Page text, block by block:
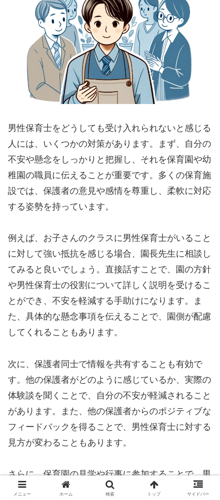
男性保育士をどうしても受け入れられないと感じる
人には、いくつかの対策があります。まず、自分の
不安や懸念をしっかりと把握し、それを保育園や幼
稚園の職員に伝えることが重要です。多くの保育施
設では、保護者の意見や感情を尊重し、柔軟に対応
する姿勢を持っています。
例えば、お子さんのクラスに男性保育士がいること
に対して強い抵抗を感じる場合、園長先生に相談し
てみると良いでしょう。直接話すことで、園の方針
や男性保育士の役割について詳しく説明を受けるこ
とができ、不安を軽減する手助けになります。ま
た、具体的な懸念事項を伝えることで、園側が配慮
してくれることもあります。
次に、保護者同士で情報を共有することも有効で
す。他の保護者がどのように感じているか、実際の
体験談を聞くことで、自分の不安が軽減されること
があります。また、他の保護者からのポジティブな
フィードバックを得ることで、男性保育士に対する
見方が変わることもあります。
さらに、保育園の見学や行事に参加することで、男
性保育士の実際の仕事ぶりを見ることができます。
メニュー ホーム 検索 トップ サイドバー